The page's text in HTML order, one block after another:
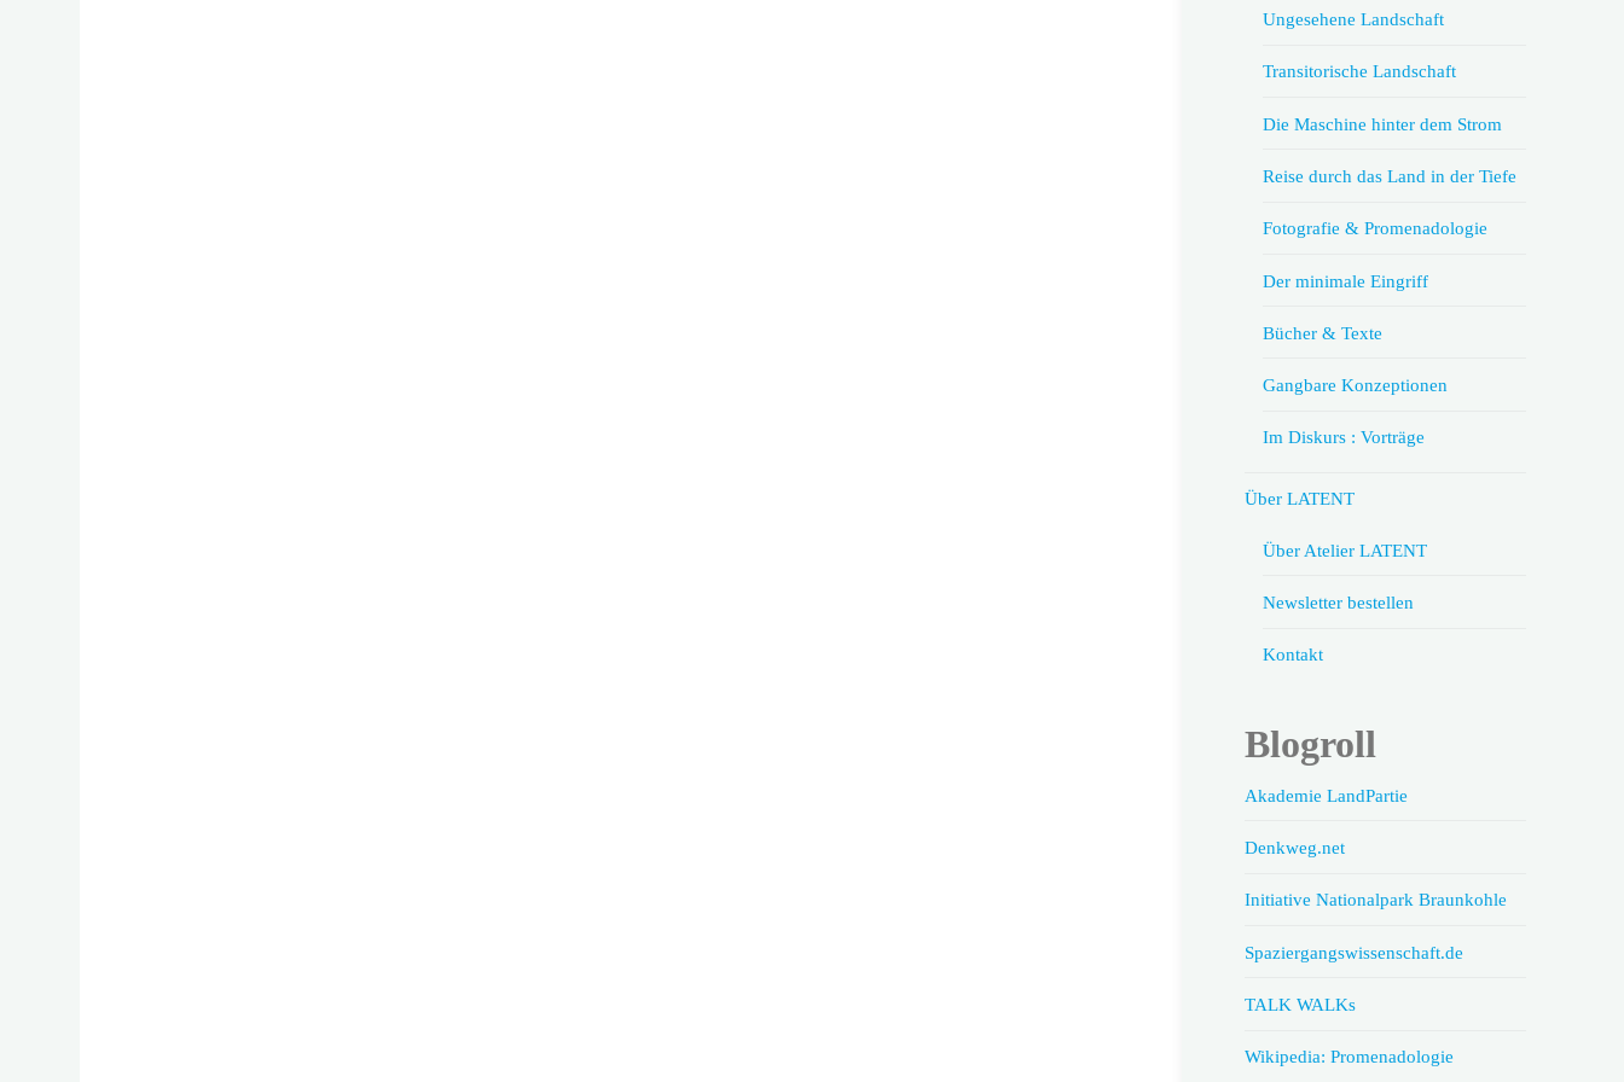
Ungesehene Landschaft
Transitorische Landschaft
Die Maschine hinter dem Strom
Reise durch das Land in der Tiefe
Fotografie & Promenadologie
Der minimale Eingriff
Bücher & Texte
Gangbare Konzeptionen
Im Diskurs : Vorträge
Über LATENT
Über Atelier LATENT
Newsletter bestellen
Kontakt
Blogroll
Akademie LandPartie
Denkweg.net
Initiative Nationalpark Braunkohle
Spaziergangswissenschaft.de
TALK WALKs
Wikipedia: Promenadologie